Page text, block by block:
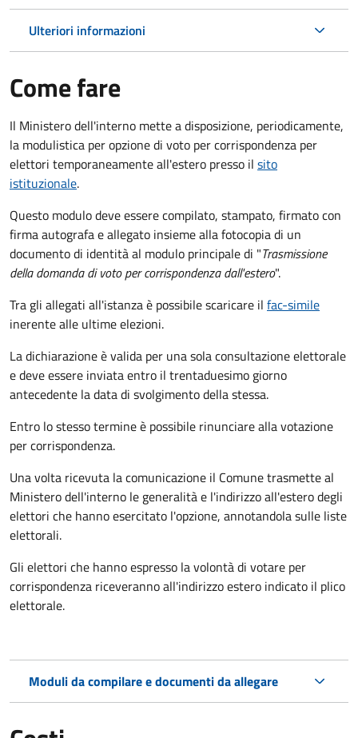
Ulteriori informazioni
Come fare
Il Ministero dell'interno mette a disposizione, periodicamente,
la modulistica per opzione di voto per corrispondenza per
elettori temporaneamente all'estero presso il sito
istituzionale.
Questo modulo deve essere compilato, stampato, firmato con
firma autografa e allegato insieme alla fotocopia di un
documento di identità al modulo principale di "Trasmissione
della domanda di voto per corrispondenza dall'estero".
Tra gli allegati all'istanza è possibile scaricare il fac-simile
inerente alle ultime elezioni.
La dichiarazione è valida per una sola consultazione elettorale
e deve essere inviata entro il trentaduesimo giorno
antecedente la data di svolgimento della stessa.
Entro lo stesso termine è possibile rinunciare alla votazione
per corrispondenza.
Una volta ricevuta la comunicazione il Comune trasmette al
Ministero dell'interno le generalità e l'indirizzo all'estero degli
elettori che hanno esercitato l'opzione, annotandola sulle liste
elettorali.
Gli elettori che hanno espresso la volontà di votare per
corrispondenza riceveranno all'indirizzo estero indicato il plico
elettorale.
Moduli da compilare e documenti da allegare